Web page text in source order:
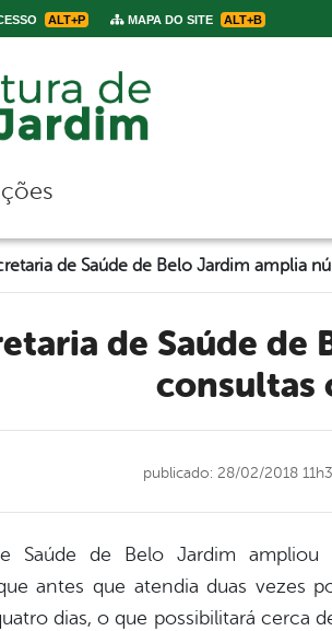
ALT+P MAPA DO SITE ALT+B
consultas
publicado: 28/02/2018
Saúde de Belo Jardim
antes que atendia duas vezes
dias, o que possibilitará cerca